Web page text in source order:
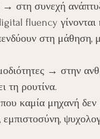
στη συνεχή
fluency γίνονται
στη μάθηση,
→ στην
τη ρουτίνα.
καμία μηχανή δεν